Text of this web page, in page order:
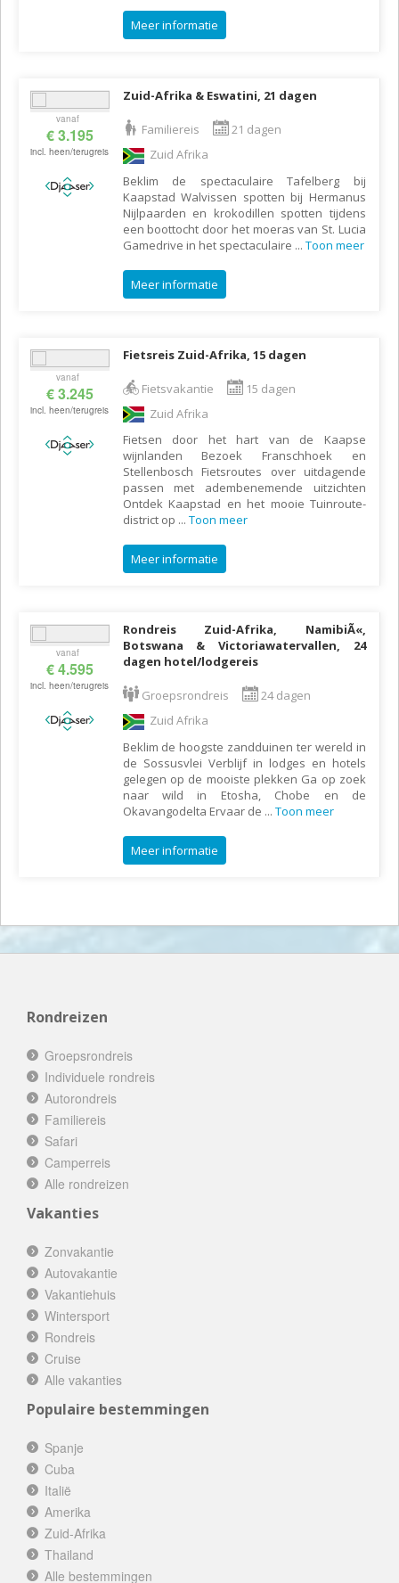
Meer informatie
vanaf
€ 3.195
incl. heen/terugreis
Zuid-Afrika & Eswatini, 21 dagen
Familiereis
21 dagen
Zuid Afrika
Beklim de spectaculaire Tafelberg bij
Kaapstad Walvissen spotten bij Hermanus
Nijlpaarden en krokodillen spotten tijdens
een boottocht door het moeras van St. Lucia
Gamedrive in het spectaculaire ... Toon meer
Meer informatie
vanaf
€ 3.245
incl. heen/terugreis
Fietsreis Zuid-Afrika, 15 dagen
Fietsvakantie
15 dagen
Zuid Afrika
Fietsen door het hart van de Kaapse
wijnlanden Bezoek Franschhoek en
Stellenbosch Fietsroutes over uitdagende
passen met adembenemende uitzichten
Ontdek Kaapstad en het mooie Tuinroute-
district op ... Toon meer
Meer informatie
vanaf
€ 4.595
incl. heen/terugreis
Rondreis Zuid-Afrika, NamibiÃ«,
Botswana & Victoriawatervallen, 24
dagen hotel/lodgereis
Groepsrondreis
24 dagen
Zuid Afrika
Beklim de hoogste zandduinen ter wereld in
de Sossusvlei Verblijf in lodges en hotels
gelegen op de mooiste plekken Ga op zoek
naar wild in Etosha, Chobe en de
Okavangodelta Ervaar de ... Toon meer
Meer informatie
Rondreizen
Groepsrondreis
Individuele rondreis
Autorondreis
Familiereis
Safari
Camperreis
Alle rondreizen
Vakanties
Zonvakantie
Autovakantie
Vakantiehuis
Wintersport
Rondreis
Cruise
Alle vakanties
Populaire bestemmingen
Spanje
Cuba
Italië
Amerika
Zuid-Afrika
Thailand
Alle bestemmingen